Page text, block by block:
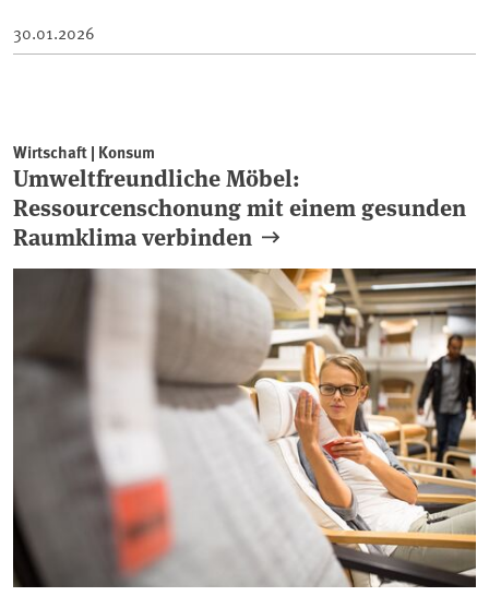
30.01.2026
Wirtschaft | Konsum
Umweltfreundliche Möbel:
Ressourcenschonung mit einem gesunden
Raumklima verbinden